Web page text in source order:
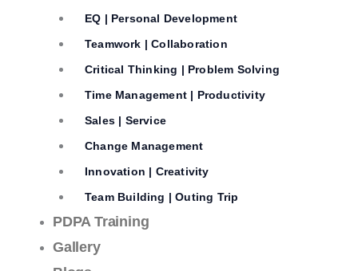
EQ | Personal Development
Teamwork | Collaboration
Critical Thinking | Problem Solving
Time Management | Productivity
Sales | Service
Change Management
Innovation | Creativity
Team Building | Outing Trip
PDPA Training
Gallery